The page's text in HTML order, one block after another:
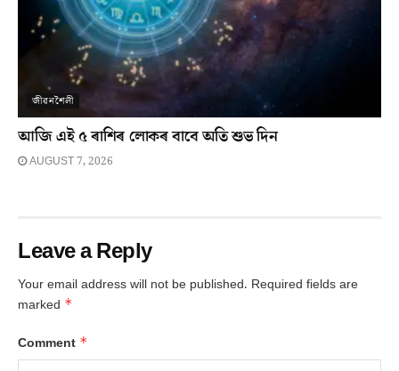
জীৱনশৈলী
আজি এই ৫ ৰাশিৰ লোকৰ বাবে অতি শুভ দিন
AUGUST 7, 2026
Leave a Reply
Your email address will not be published. Required fields are
marked *
Comment *